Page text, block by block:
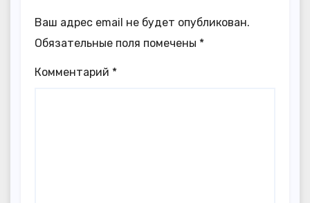
Ваш адрес email не будет опубликован.
Обязательные поля помечены *
Комментарий *